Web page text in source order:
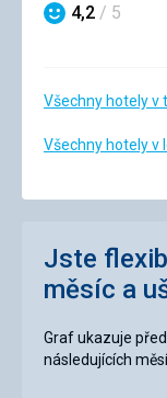
Hodnocení
4,2 / 5
Všechny hotely v
Všechny hotely v
Jste
měsíc a
Graf ukazuje
následujících